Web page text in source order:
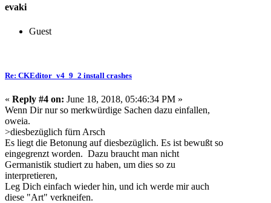
evaki
Guest
Re: CKEditor_v4_9_2 install crashes
« Reply #4 on: June 18, 2018, 05:46:34 PM »
Wenn Dir nur so merkwürdige Sachen dazu einfallen,
oweia.
>diesbezüglich fürn Arsch
Es liegt die Betonung auf diesbezüglich. Es ist bewußt so
eingegrenzt worden. Dazu braucht man nicht
Germanistik studiert zu haben, um dies so zu
interpretieren,
Leg Dich einfach wieder hin, und ich werde mir auch
diese "Art" verkneifen.